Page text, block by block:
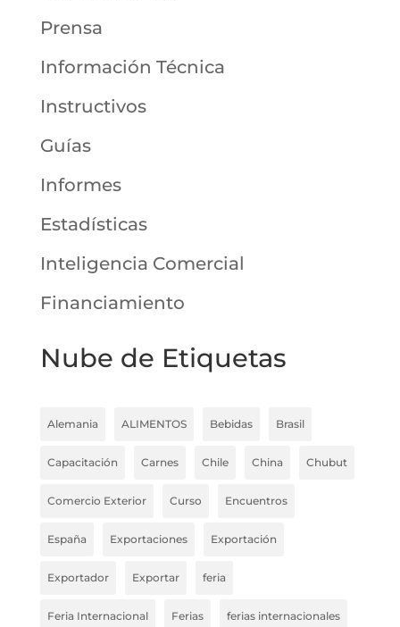
Prensa
Información Técnica
Instructivos
Guías
Informes
Estadísticas
Inteligencia Comercial
Financiamiento
Nube de Etiquetas
Alemania ALIMENTOS Bebidas Brasil
Capacitación Carnes Chile China Chubut
Comercio Exterior Curso Encuentros
España Exportaciones Exportación
Exportador Exportar feria
Feria Internacional Ferias ferias internacionales